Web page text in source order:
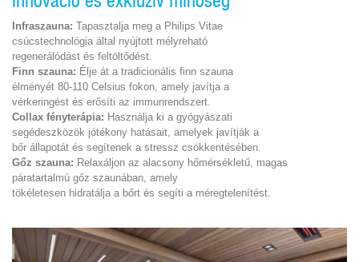
Infraszauna: Tapasztalja meg a Philips Vitae
csúcstechnológia által nyújtott mélyreható
regenerálódást és feltöltődést.
Finn szauna: Élje át a tradicionális finn szauna
élményét 80-110 Celsius fokon, amely javítja a
vérkeringést és erősíti az immunrendszert.
Collax fényterápia: Használja ki a gyógyászati
segédeszközök jótékony hatásait, amelyek javítják a
bőr állapotát és segítenek a stressz csökkentésében.
Gőz szauna: Relaxáljon az alacsony hőmérsékletű, magas
páratartalmú gőz szaunában, amely
tökéletesen hidratálja a bőrt és segíti a méregtelenítést.